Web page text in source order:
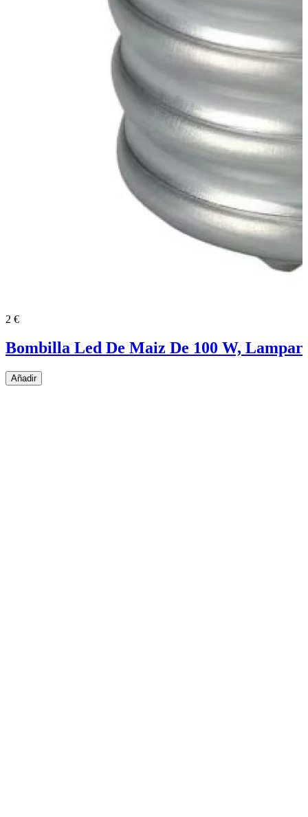
2 €
Bombilla Led De Maiz De 100 W,
Añadir